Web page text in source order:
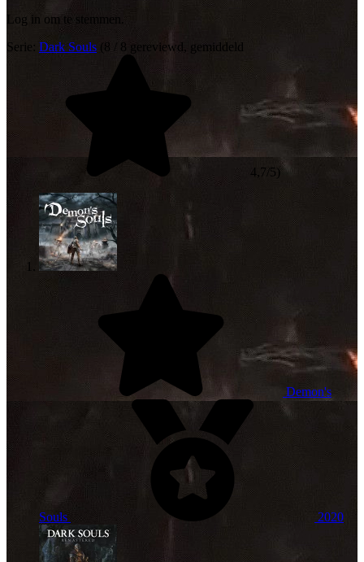
Log in om te stemmen.
Serie: Dark Souls (8 / 8 gereviewd, gemiddeld
4,7/5)
Demon's
Souls 2020